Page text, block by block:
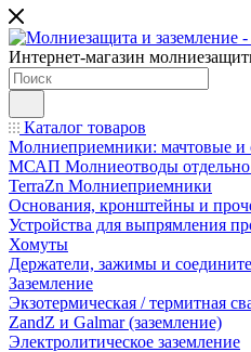
Интернет-магазин
Каталог товаров
Молниеприемники: мачтовые и
МСАП Молниеотводы
TerraZn Молниеприемники
Основания, кронштейны и
Устройства для выпрямления
Хомуты
Держатели, зажимы и
Заземление
Экзотермическая / термитная
ZandZ и Galmar (заземление)
Электролитическое заземление